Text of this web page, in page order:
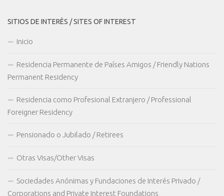
SITIOS DE INTERÈS / SITES OF INTEREST
Inicio
Residencia Permanente de Países Amigos / Friendly Nations
Permanent Residency
Residencia como Profesional Extranjero / Professional
Foreigner Residency
Pensionado o Jubilado / Retirees
Otras Visas/Other Visas
Sociedades Anónimas y Fundaciones de Interés Privado /
Corporations and Private Interest Foundations